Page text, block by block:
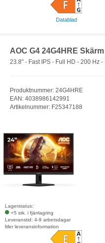
Datablad
AOC G4 24G4HRE Skärm
23.8" - Fast IPS - Full HD - 200 Hz
Produktnummer: 24G4HRE
EAN: 4038986142991
Artikelnummer: F25347188
Lagerstatus:
+5 stk. i fjärrlagring
Leveranstid: 4-9 arbetsdagar
Mer leveransinformation